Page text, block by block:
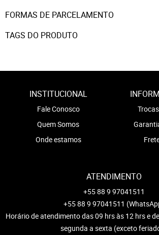
FORMAS DE PARCELAMENTO
TAGS DO PRODUTO
INSTITUCIONAL
Fale Conosco
Quem Somos
Onde estamos
ATENDIMENTO
+55 88 9 97041511
+55 88 9 97041511
Horário de atendimento das 09 hrs às 12 hrs e
segunda a sexta (exceto